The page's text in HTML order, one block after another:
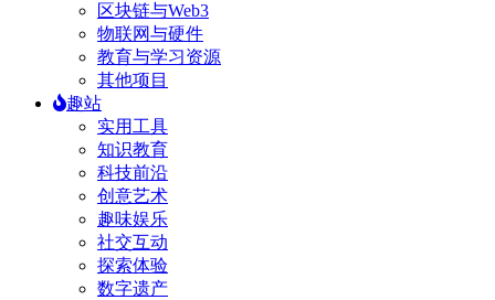
区块链与Web3
物联网与硬件
教育与学习资源
其他项目
趣站
实用工具
知识教育
科技前沿
创意艺术
趣味娱乐
社交互动
探索体验
数字遗产